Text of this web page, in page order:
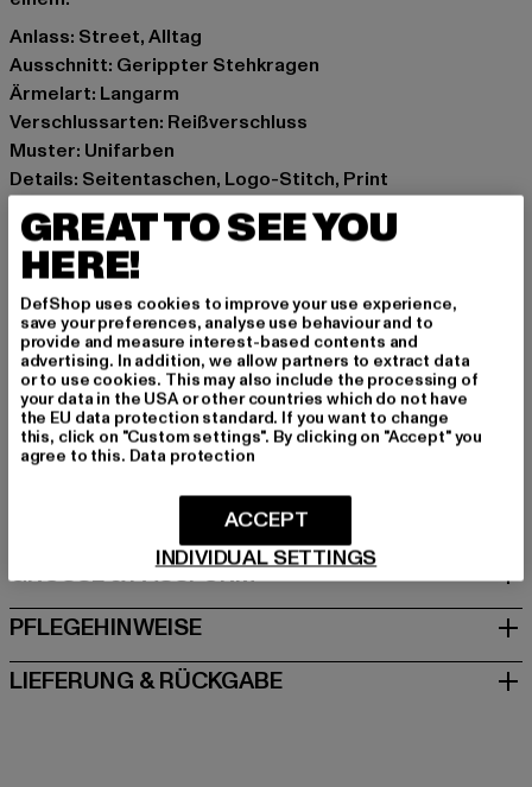
Anlass: Street, Alltag
Ausschnitt: Gerippter Stehkragen
Ärmelart: Langarm
Verschlussarten: Reißverschluss
Muster: Unifarben
Details: Seitentaschen, Logo-Stitch, Print
Schnitt: Regulär
Marke: Karl Kani
Kat.: Bombers / Blousons
Farbe: grün
Hersteller Farbe: green/black
Materialzusammensetzung: 100% Polyester
Art.Nr: 6185048-02617
Hersteller: Urban Styles Agency GmbH & Co. KG |
agentur@urbanstylesagency.com
Schanzenstraße 41 | 51063 Köln | DE
GRÖSSE & PASSFORM
PFLEGEHINWEISE
LIEFERUNG & RÜCKGABE
GREAT TO SEE YOU
HERE!
DefShop uses cookies to improve your use experience,
save your preferences, analyse use behaviour and to
provide and measure interest-based contents and
advertising. In addition, we allow partners to extract data
or to use cookies. This may also include the processing of
your data in the USA or other countries which do not have
the EU data protection standard. If you want to change
this, click on "Custom settings". By clicking on "Accept" you
agree to this. Data protection
INDIVIDUAL SETTINGS
ACCEPT